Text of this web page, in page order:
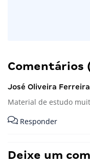
Comentários
José Oliveira Ferreira
Material de estudo
Responder
Deixe um